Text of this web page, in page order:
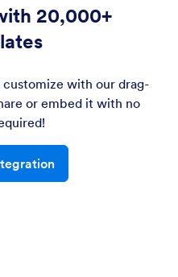
20,000+
with our drag-
or embed it with no